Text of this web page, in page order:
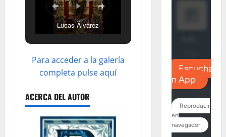
Lucas Álvarez
Para acceder a la galería
completa pulse aquí
ACERCA DEL AUTOR